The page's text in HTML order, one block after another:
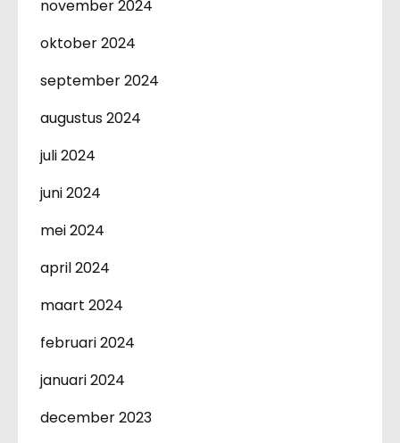
november 2024
oktober 2024
september 2024
augustus 2024
juli 2024
juni 2024
mei 2024
april 2024
maart 2024
februari 2024
januari 2024
december 2023